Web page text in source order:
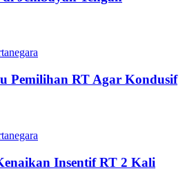
Pemilihan RT Agar Kondusif
Insentif RT 2 Kali